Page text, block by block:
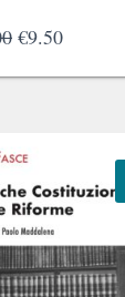
Il
originale
€9.50Il
attuale